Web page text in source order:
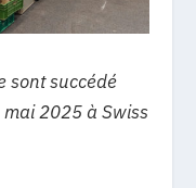
sont succédé
2025 à Swiss